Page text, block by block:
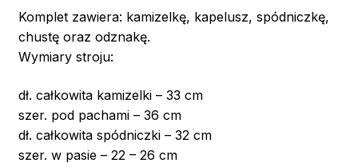
Komplet zawiera: kamizelkę, kapelusz, spódniczkę,
chustę oraz odznakę.
Wymiary stroju:
dł. całkowita kamizelki – 33 cm
szer. pod pachami – 36 cm
dł. całkowita spódniczki – 32 cm
szer. w pasie – 22 – 26 cm